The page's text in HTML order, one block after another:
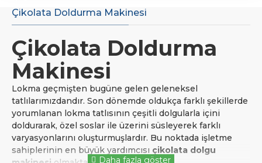
Çikolata Doldurma Makinesi
Çikolata Doldurma
Makinesi
Lokma geçmişten bugüne gelen geleneksel
tatlılarımızdandır. Son dönemde oldukça farklı şekillerde
yorumlanan lokma tatlısının çeşitli dolgularla içini
doldurarak, özel soslar ile üzerini süsleyerek farklı
varyasyonlarını oluşturmuşlardır. Bu noktada işletme
sahiplerinin en büyük yardımcısı çikolata dolgu